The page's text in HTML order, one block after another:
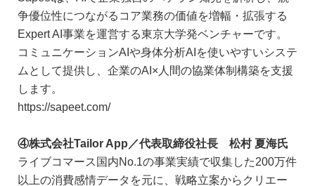
争優位性につながるコア業務の価値を増幅・拡張する
Expert AI事業を運営する東京大学発ベンチャーです。
コミュニケーションAIや身体分析AIを使いやすいシステ
ムとして提供し、企業のAI×人間の協業体制構築を支援
します。
https://sapeet.com/
④株式会社Tailor App／代表取締役社長 松村 夏海氏
ライブコマース国内No.1の事業実績で収集した200万件
以上の消費感情データを元に、戦略立案からクリエー